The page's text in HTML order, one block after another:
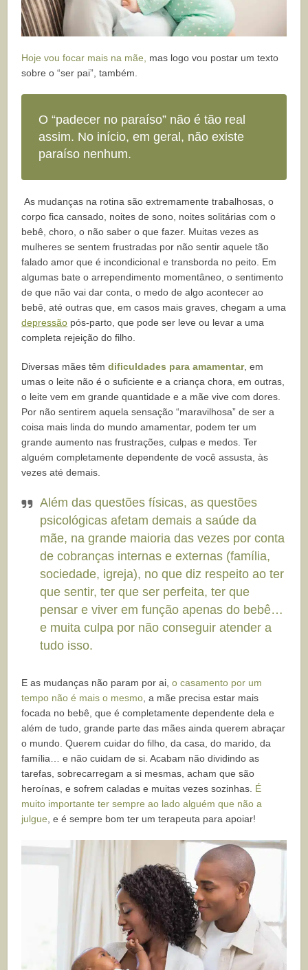
Hoje vou focar mais na mãe,
mas logo vou postar um texto
sobre o “ser pai”, também.
O “padecer no paraíso” não é tão real
assim. No início, em geral, não existe
paraíso nenhum.
As mudanças na rotina são extremamente trabalhosas, o
corpo fica cansado, noites de sono, noites solitárias com o
bebê, choro, o não saber o que fazer. Muitas vezes as
mulheres se sentem frustradas por não sentir aquele tão
falado amor que é incondicional e transborda no peito. Em
algumas bate o arrependimento momentâneo, o sentimento
de que não vai dar conta, o medo de algo acontecer ao
bebê, até outras que, em casos mais graves, chegam a uma
depressão pós-parto, que pode ser leve ou levar a uma
completa rejeição do filho.
Diversas mães têmdificuldades para amamentar, em
umas o leite não é o suficiente e a criança chora, em outras,
o leite vem em grande quantidade e a mãe vive com dores.
Por não sentirem aquela sensação “maravilhosa” de ser a
coisa mais linda do mundo amamentar, podem ter um
grande aumento nas frustrações, culpas e medos. Ter
alguém completamente dependente de você assusta, às
vezes até demais.
Além das questões físicas, as questões
psicológicas afetam demais a saúde da
mãe, na grande maioria das vezes por conta
de cobranças internas e externas (família,
sociedade, igreja), no que diz respeito ao ter
que sentir, ter que ser perfeita, ter que
pensar e viver em função apenas do bebê…
e muita culpa por não conseguir atender a
tudo isso.
E as mudanças não param por ai, o casamento por um
tempo não é mais o mesmo , a mãe precisa estar mais
focada no bebê, que é completamente dependente dela e
além de tudo, grande parte das mães ainda querem abraçar
o mundo. Querem cuidar do filho, da casa, do marido, da
família… e não cuidam de si. Acabam não dividindo as
tarefas, sobrecarregam a si mesmas, acham que são
heroínas, e sofrem caladas e muitas vezes sozinhas. É
muito importante ter sempre ao lado alguém que não a
julgue , e é sempre bom ter um terapeuta para apoiar!